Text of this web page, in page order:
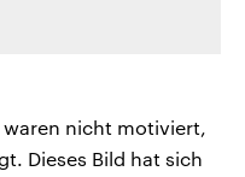
nicht motiviert,
Dieses Bild hat sich